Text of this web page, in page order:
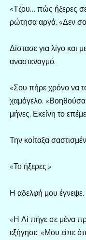
«Τζου… πώς ήξερες
ρώτησα αργά. «Δεν
Δίστασε για λίγο και
αναστεναγμό.
«Σου πήρε χρόνο να
χαμόγελο. «Βοηθούσα
μήνες. Εκείνη το
Την κοίταξα
«Το ήξερες;»
Η αδελφή μου έγνεψε.
«Η Λί πήγε σε μένα
εξήγησε. «Μου είπε